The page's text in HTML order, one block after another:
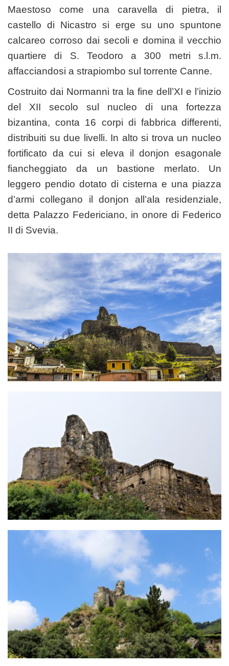
Maestoso come una caravella di pietra, il
castello di Nicastro si erge su uno spuntone
calcareo corroso dai secoli e domina il vecchio
quartiere di S. Teodoro a 300 metri s.l.m.
affacciandosi a strapiombo sul torrente Canne.
Costruito dai Normanni tra la fine dell’XI e l’inizio
del XII secolo sul nucleo di una fortezza
bizantina, conta 16 corpi di fabbrica differenti,
distribuiti su due livelli. In alto si trova un nucleo
fortificato da cui si eleva il donjon esagonale
fiancheggiato da un bastione merlato. Un
leggero pendio dotato di cisterna e una piazza
d’armi collegano il donjon all’ala residenziale,
detta Palazzo Federiciano, in onore di Federico
II di Svevia.